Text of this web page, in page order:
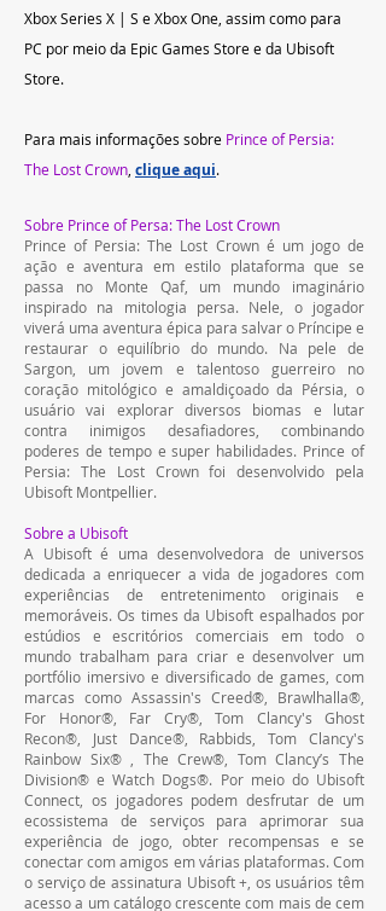
Xbox Series X | S e Xbox One, assim como para
PC por meio da Epic Games Store e da Ubisoft
Store.
Para mais informações sobre Prince of Persia:
The Lost Crown, clique aqui.
Sobre Prince of Persa: The Lost Crown
Prince of Persia: The Lost Crown é um jogo de
ação e aventura em estilo plataforma que se
passa no Monte Qaf, um mundo imaginário
inspirado na mitologia persa. Nele, o jogador
viverá uma aventura épica para salvar o Príncipe e
restaurar o equilíbrio do mundo. Na pele de
Sargon, um jovem e talentoso guerreiro no
coração mitológico e amaldiçoado da Pérsia, o
usuário vai explorar diversos biomas e lutar
contra inimigos desafiadores, combinando
poderes de tempo e super habilidades. Prince of
Persia: The Lost Crown foi desenvolvido pela
Ubisoft Montpellier.
Sobre a Ubisoft
A Ubisoft é uma desenvolvedora de universos
dedicada a enriquecer a vida de jogadores com
experiências de entretenimento originais e
memoráveis. Os times da Ubisoft espalhados por
estúdios e escritórios comerciais em todo o
mundo trabalham para criar e desenvolver um
portfólio imersivo e diversificado de games, com
marcas como Assassin's Creed®, Brawlhalla®,
For Honor®, Far Cry®, Tom Clancy's Ghost
Recon®, Just Dance®, Rabbids, Tom Clancy's
Rainbow Six® , The Crew®, Tom Clancy’s The
Division® e Watch Dogs®. Por meio do Ubisoft
Connect, os jogadores podem desfrutar de um
ecossistema de serviços para aprimorar sua
experiência de jogo, obter recompensas e se
conectar com amigos em várias plataformas. Com
o serviço de assinatura Ubisoft +, os usuários têm
acesso a um catálogo crescente com mais de cem